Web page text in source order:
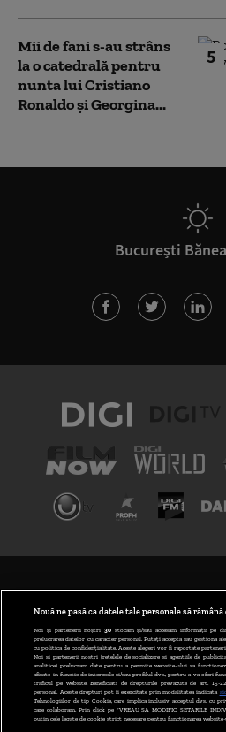
5
Mii de fani s-au strâns
la o catedrală pentru
nunta lui Cristiano
Ronaldo şi Georgina...
București
ABONARE DIGI
GESTIONAȚI
CODUL
CAMERE
Nouă ne pasă ca datele tale personale să
Noi și partenerii noștri 30stocăm și/sau accesăm informații pe
prelucrarea datelor cu caracter personal. Puteți accepta sau gestiona
cu politica de confidențialitate. Aceste alegeri vor fi raportate
Noi si partenerii nostri (retelele de socializare si agentiile de
analitice) prelucram date pentru a permite website-ului sa
afisate in functie de interesele si/sau profilul dvs., pentru a va oferi
traficul pe website. Beneficiati de drepturile prevazute de art. 15-
personal. Aceste drepturi pot fi exercitate prin modalitatea indicata
Tehnologiilor de tip Cookie, care implica inclusiv acceptul dvs. cu
care colaboram. Prin click pe “VREAU SA MODIFIC SETARILE
putin cele legate de cookie strict necesare pentru functionarea